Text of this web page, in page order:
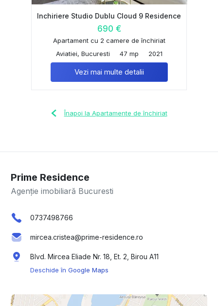
Inchiriere Studio Dublu Cloud 9 Residence
690 €
Apartament cu 2 camere de închiriat
Aviatiei, Bucuresti
47 mp 2021
Vezi mai multe detalii
Înapoi la Apartamente de închiriat
Prime Residence
Agenție imobiliară Bucuresti
0737498766
mircea.cristea@prime-residence.ro
Blvd. Mircea Eliade Nr. 18, Et. 2, Birou A11
Deschide în Google Maps